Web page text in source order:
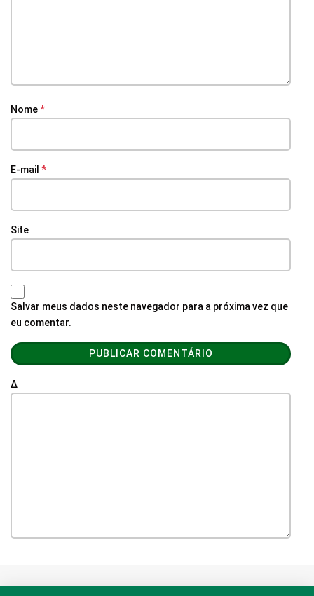
Nome*
E-mail *
Site
Salvar meus dados neste navegador para a próxima vez que
eu comentar.
Δ